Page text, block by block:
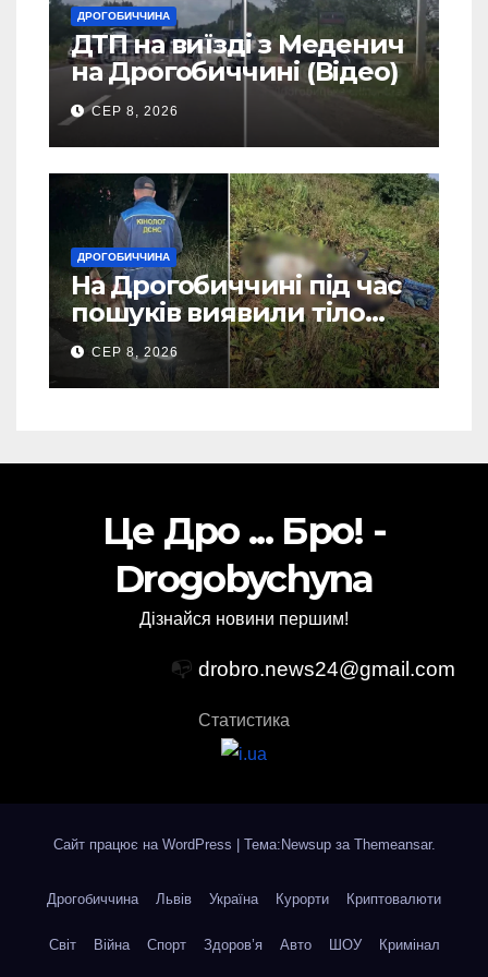
ДРОГОБИЧЧИНА
ДТП на виїзді з Меденич
на Дрогобиччині (Відео)
СЕР 8, 2026
ДРОГОБИЧЧИНА
На Дрогобиччині під час
пошуків виявили тіло
зниклого чоловіка (Фото)
СЕР 8, 2026
Це Дро ... Бро! -
Drogobychyna
Дізнайся новини першим!
📭 drobro.news24@gmail.com
Статистика
Сайт працює на WordPress Тема:Newsup за Themeansar.
Дрогобиччина Львів Україна Курорти Криптовалюти
Світ Війна Спорт Здоров’я Авто ШОУ Кримінал